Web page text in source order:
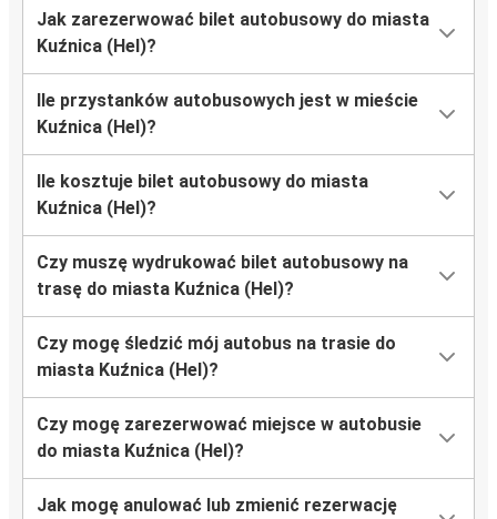
Jak zarezerwować bilet autobusowy do miasta
Kuźnica (Hel)?
Ile przystanków autobusowych jest w mieście
Kuźnica (Hel)?
Ile kosztuje bilet autobusowy do miasta
Kuźnica (Hel)?
Czy muszę wydrukować bilet autobusowy na
trasę do miasta Kuźnica (Hel)?
Czy mogę śledzić mój autobus na trasie do
miasta Kuźnica (Hel)?
Czy mogę zarezerwować miejsce w autobusie
do miasta Kuźnica (Hel)?
Jak mogę anulować lub zmienić rezerwację